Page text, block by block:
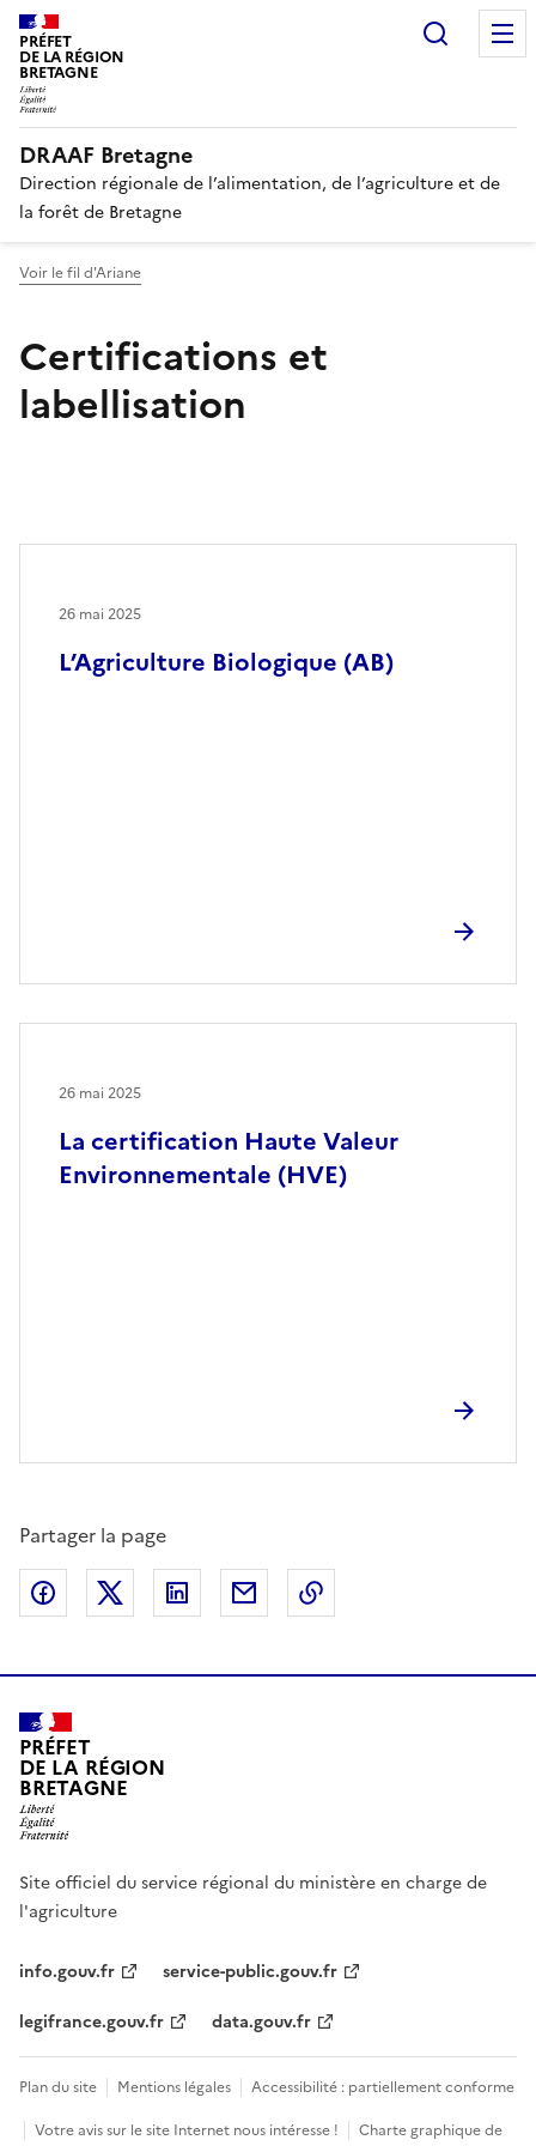
PRÉFET
DE LA RÉGION
BRETAGNE
DRAAF Bretagne
Direction régionale de l’alimentation, de l’agriculture et de
la forêt de Bretagne
Voir le fil d'Ariane
Certifications et
labellisation
L’Agriculture Biologique (AB)
26 mai 2025
La certification Haute Valeur
Environnementale (HVE)
26 mai 2025
Partager la page
Partager sur Facebook
Partager sur X (anciennement Twitter)
Partager sur LinkedIn
Partager par email
PRÉFET
DE LA RÉGION
BRETAGNE
Site officiel du service régional du ministère en charge de
l'agriculture
info.gouv.fr
service-public.gouv.fr
legifrance.gouv.fr
data.gouv.fr
Plan du site Mentions légales
Accessibilité : partiellement conforme
Votre avis sur le site Internet nous intéresse !
Charte graphique de